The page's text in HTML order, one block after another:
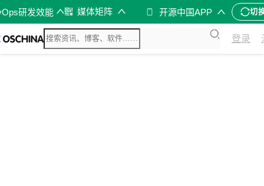
研发效能 媒体矩阵 开源中国APP 切
登录